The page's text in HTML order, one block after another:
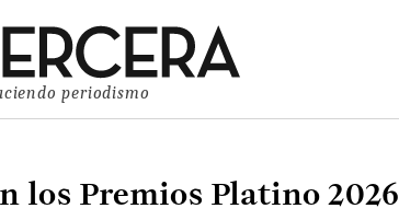
periodismo
los Premios Platino 2026